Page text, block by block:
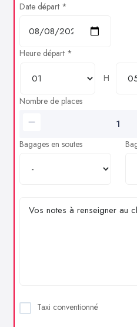
Date départ *
Heure départ *
H
Nombre de places
Bagages en soutes
Taxi conventionné